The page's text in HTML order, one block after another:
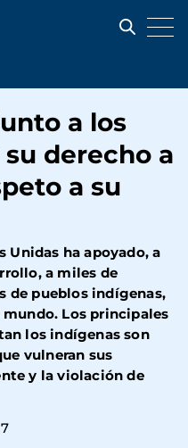
a los
derecho a
a su
Unidas ha apoyado, a
a miles de
de pueblos indígenas,
Los principales
los indígenas son
vulneran sus
y la violación de